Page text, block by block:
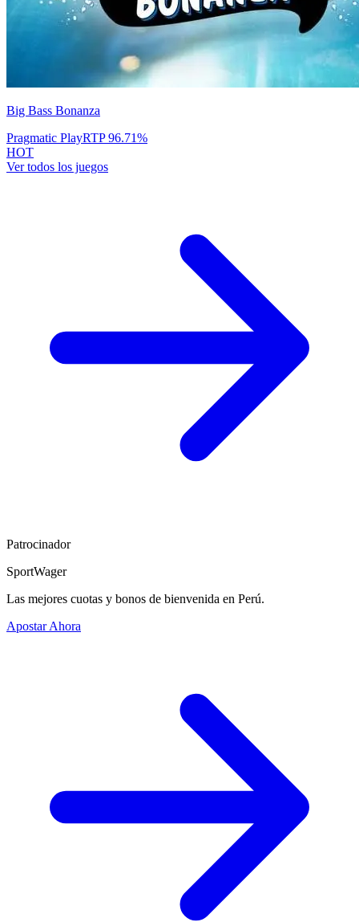
Big Bass Bonanza
Pragmatic PlayRTP96.71%
HOT
Ver todos los juegos
Patrocinador
SportWager
Las mejores cuotas y bonos de bienvenida en Perú.
Apostar Ahora